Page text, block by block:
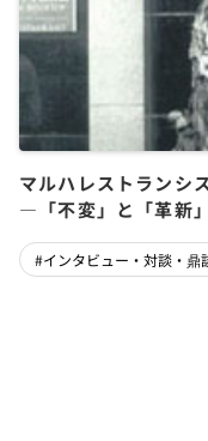
マルハレストランシ
―「不変」と「革新
求を満たす
#インタビュー・対談・鼎